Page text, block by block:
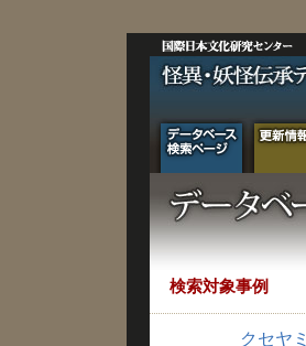
検索対象事例
クセヤミ